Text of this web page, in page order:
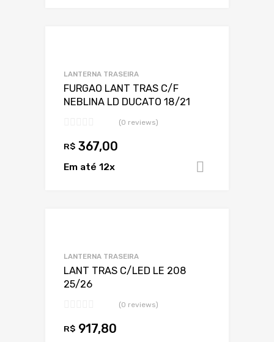
LANTERNA TRASEIRA
FURGAO LANT TRAS C/F
NEBLINA LD DUCATO 18/21
(0 reviews)
R$ 367,00
Em até 12x
LANTERNA TRASEIRA
LANT TRAS C/LED LE 208
25/26
(0 reviews)
R$ 917,80